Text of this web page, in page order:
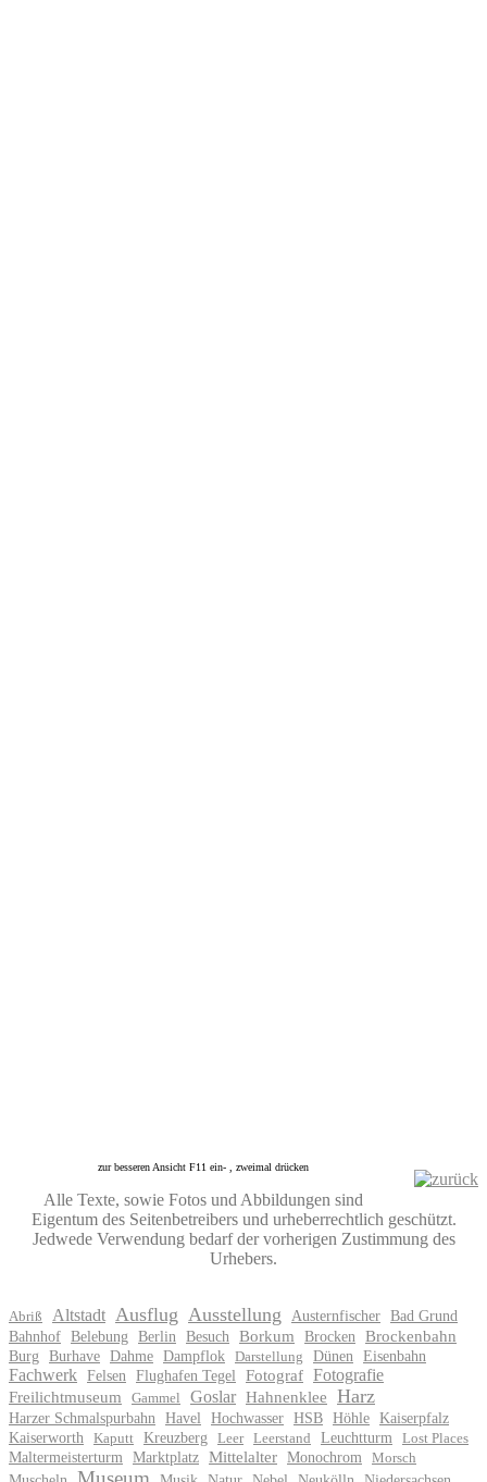
zur besseren Ansicht F11 ein- , zweimal drücken
Alle Texte, sowie Fotos und Abbildungen sind
Eigentum des Seitenbetreibers und urheberrechtlich geschützt.
Jedwede Verwendung bedarf der vorherigen Zustimmung des
Urhebers.
Abriß Altstadt Ausflug Ausstellung Austernfischer Bad Grund
Bahnhof Belebung Berlin Besuch Borkum Brocken
Brockenbahn
Burg
Burhave Dahme Dampflok Darstellung Dünen Eisenbahn
Fachwerk Felsen Flughafen Tegel Fotograf Fotografie
Freilichtmuseum Gammel Goslar Hahnenklee Harz
Harzer Schmalspurbahn Havel Hochwasser HSB Höhle Kaiserpfalz
Kaiserworth
Kaputt Kreuzberg Leer Leerstand Leuchtturm Lost Places
Maltermeisterturm Marktplatz Mittelalter Monochrom Morsch